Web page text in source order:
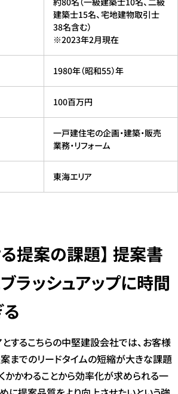
建築士15名、宅地建物取引士
38名含む）
※2023年2月現在
1980年（昭和55）年
100百万円
一戸建住宅の企画・建築・販売
業務・リフォーム
東海エリア
提案の課題】 提案書
ラッシュアップに時間
するこちらの中堅建設会社では、お客様
までのリードタイムの短縮が大きな課題
かかわることから効率化が求められる一